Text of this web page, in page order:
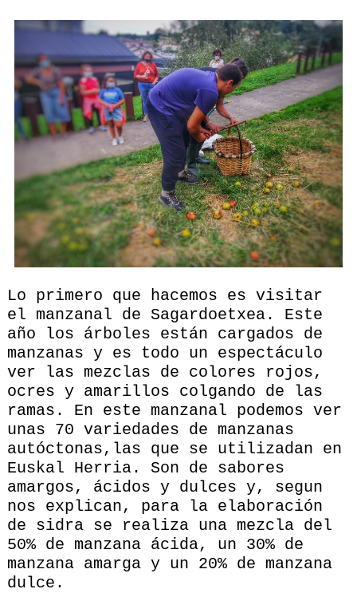
Lo primero que hacemos es visitar
el manzanal de Sagardoetxea. Este
año los árboles están cargados de
manzanas y es todo un espectáculo
ver las mezclas de colores rojos,
ocres y amarillos colgando de las
ramas. En este manzanal podemos ver
unas 70 variedades de manzanas
autóctonas,las que se utilizadan en
Euskal Herria. Son de sabores
amargos, ácidos y dulces y, segun
nos explican, para la elaboración
de sidra se realiza una mezcla del
50% de manzana ácida, un 30% de
manzana amarga y un 20% de manzana
dulce.